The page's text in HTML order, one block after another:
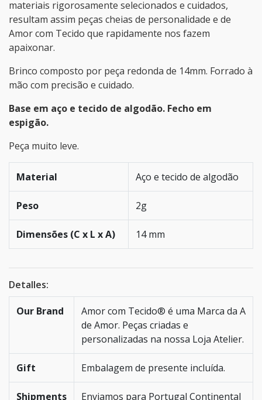
materiais rigorosamente selecionados e cuidados,
resultam assim peças cheias de personalidade e de
Amor com Tecido que rapidamente nos fazem
apaixonar.
Brinco composto por peça redonda de 14mm. Forrado à
mão com precisão e cuidado.
Base em aço e tecido de algodão. Fecho em
espigão.
Peça muito leve.
Material Aço e tecido de algodão
Peso 2g
Dimensões (C x L x A) 14 mm
Detalles:
Our Brand
Amor com Tecido® é uma Marca da A
de Amor. Peças criadas e
personalizadas na nossa Loja Atelier.
Gift Embalagem de presente incluída.
Shipments Enviamos para Portugal Continental